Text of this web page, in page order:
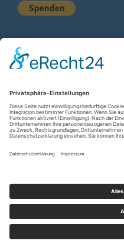
KURZSTATISTIK
Total Views:615.364
Besucher gesamt:
Gesamt Beiträge:1.222
Copyright © 2026wir-
Designed